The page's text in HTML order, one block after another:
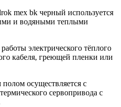
mex bk черный используется
и водяными теплыми
электрического тёплого
кабеля, греющей пленки или
осуществляется с
сервопривода с